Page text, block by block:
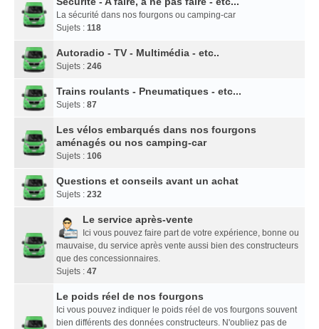
La sécurité dans nos fourgons ou camping-car
Sujets : 118
Autoradio - TV - Multimédia - etc..
Sujets : 246
Trains roulants - Pneumatiques - etc...
Sujets : 87
Les vélos embarqués dans nos fourgons
aménagés ou nos camping-car
Sujets : 106
Questions et conseils avant un achat
Sujets : 232
Le service après-vente
Ici vous pouvez faire part de votre expérience, bonne ou
mauvaise, du service après vente aussi bien des constructeurs
que des concessionnaires.
Sujets : 47
Le poids réel de nos fourgons
Ici vous pouvez indiquer le poids réel de vos fourgons souvent
bien différents des données constructeurs. N'oubliez pas de